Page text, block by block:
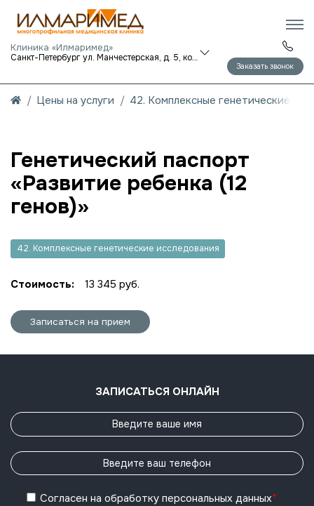
Клиника «Илмаримед»
Санкт-Петербург ул. Манчестерская, д. 5, корп. 1
Заказать звонок
Цены на услуги 42. Комплексные генетические
Генетический паспорт
«Развитие ребенка (12
генов)»
42. Комплексные генетические исследования
Стоимость: 13 345 руб.
Записаться на прием
ЗАПИСАТЬСЯ ОНЛАЙН
Согласен на обработку персональных данных*